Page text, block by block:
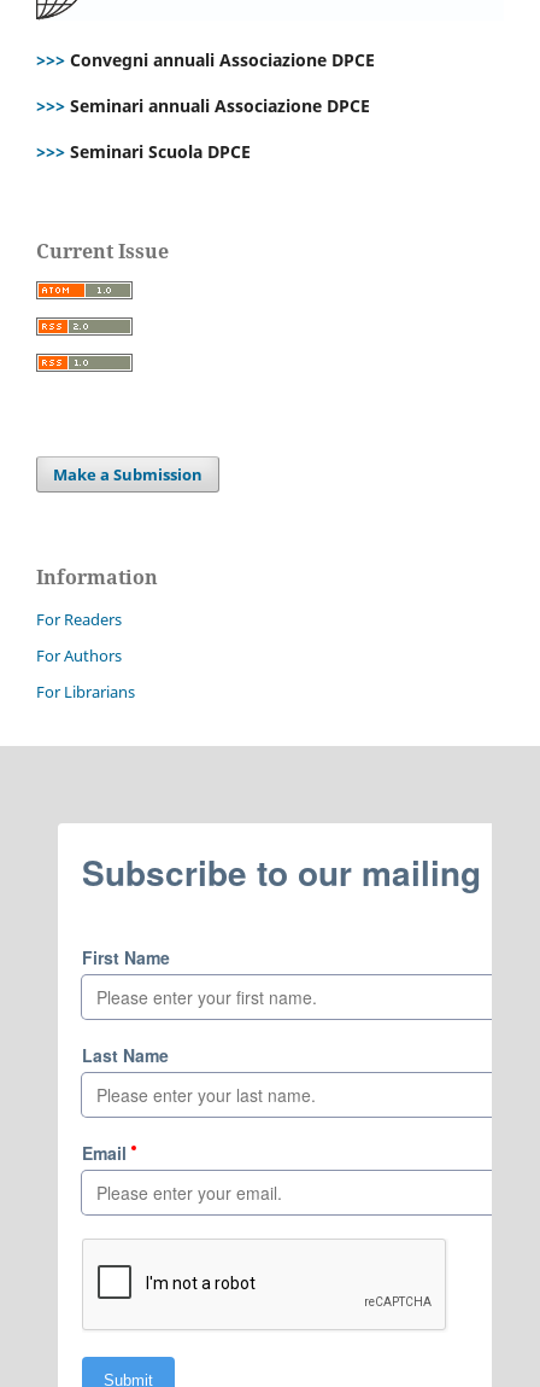
>>> Convegni annuali Associazione DPCE
>>> Seminari annuali Associazione DPCE
>>> Seminari Scuola DPCE
Current Issue
Make a Submission
Information
For Readers
For Authors
For Librarians